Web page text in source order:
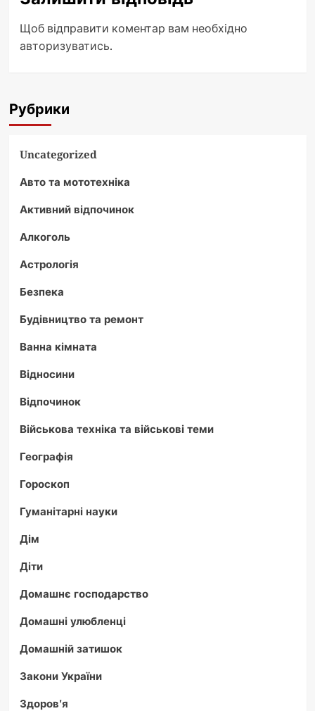
Щоб відправити коментар вам необхідно
авторизуватись.
Рубрики
Uncategorized
Авто та мототехніка
Активний відпочинок
Алкоголь
Астрологія
Безпека
Будівництво та ремонт
Ванна кімната
Відносини
Відпочинок
Військова техніка та військові теми
Географія
Гороскоп
Гуманітарні науки
Дім
Діти
Домашнє господарство
Домашні улюбленці
Домашній затишок
Закони України
Здоров'я